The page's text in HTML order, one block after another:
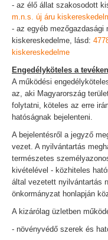
- az élő állat szakosodott
m.n.s. új áru
- az egyéb mezőgazdasági
kiskereskedelme, lásd:
kiskereskedelme
Engedélyköteles a
A működési
az, aki Magyarország
folytatni, köteles az erre
hatóságnak bejelenteni.
A bejelentésről a jegyző
vezet. A nyilvántartás
természetes
kivételével - közhiteles
által vezetett nyilvántartás
önkormányzat honlapján
A kizárólag üzletben
- növényvédő szerek és